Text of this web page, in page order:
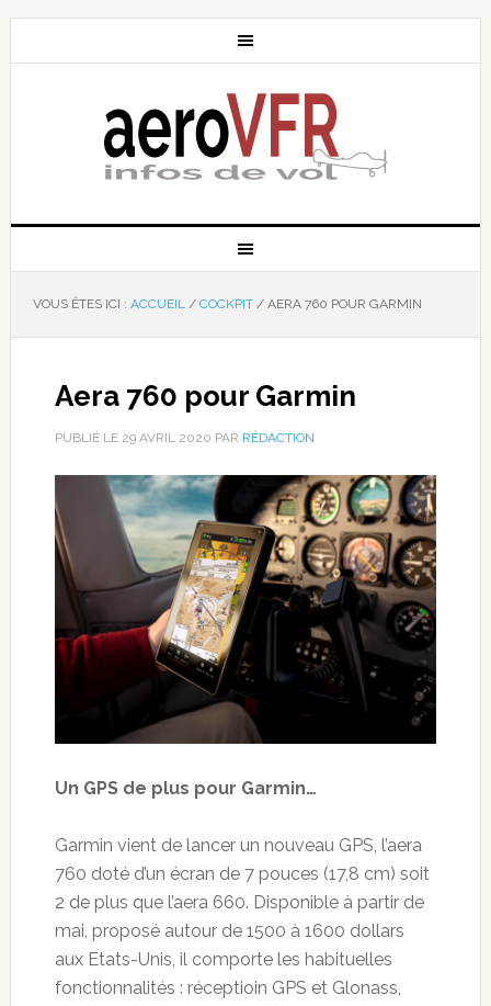
VOUS ÊTES ICI : ACCUEIL / COCKPIT /AERA 760 POUR GARMIN
Aera 760 pour Garmin
PUBLIÉ LE 29 AVRIL 2020 PAR RÉDACTION
Un GPS de plus pour Garmin…
Garmin vient de lancer un nouveau GPS, l’aera
760 doté d’un écran de 7 pouces (17,8 cm) soit
2 de plus que l’aera 660. Disponible à partir de
mai, proposé autour de 1500 à 1600 dollars
aux Etats-Unis, il comporte les habituelles
fonctionnalités : réceptioin GPS et Glonass,